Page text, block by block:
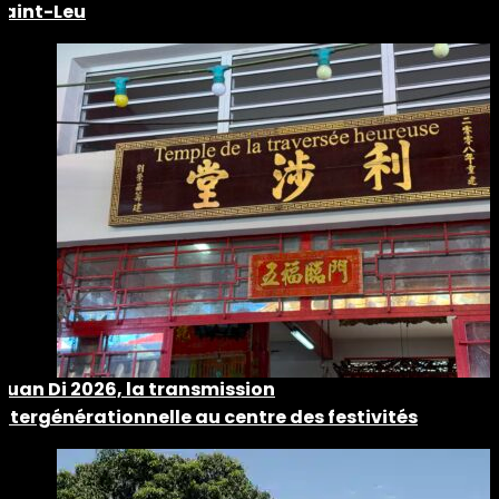
Leu
Di 2026, la transmission
au centre des festivités